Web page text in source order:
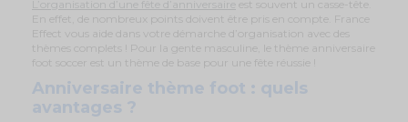
L’organisation d’une fête d’anniversaire est souvent un casse-tête.
En effet, de nombreux points doivent être pris en compte. France
Effect vous aide dans votre démarche d’organisation avec des
thèmes complets ! Pour la gente masculine, le thème anniversaire
foot soccer est un thème de base pour une fête réussie !
Anniversaire thème foot : quels
avantages ?